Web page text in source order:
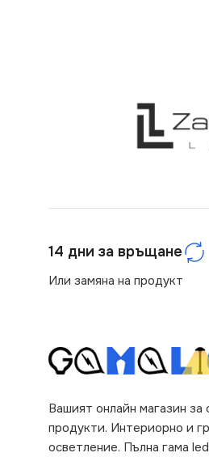
14 дни за връщане
Или замяна на продукт
Вашият онлайн магазин за
продукти. Интериорно и
осветление. Пълна гама